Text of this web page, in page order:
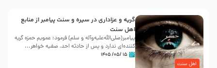
اهل سنت
گریه و عزاداری در سیره و سنت پیامبر از منابع
اهل سنت
پیامبر(صلی‌الله‌علیه‌وآله و سلم) فرمود: عمویم حمزه گریه
کننده‌ای ندارد و پس از حادثه احد، صفیه خواهر...
۱۵ /۰۵/ ۱۴۰۵